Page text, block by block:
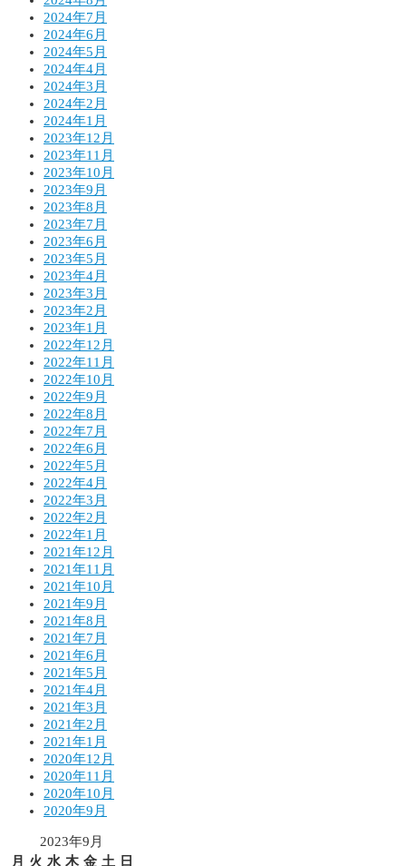
2024年7月
2024年6月
2024年5月
2024年4月
2024年3月
2024年2月
2024年1月
2023年12月
2023年11月
2023年10月
2023年9月
2023年8月
2023年7月
2023年6月
2023年5月
2023年4月
2023年3月
2023年2月
2023年1月
2022年12月
2022年11月
2022年10月
2022年9月
2022年8月
2022年7月
2022年6月
2022年5月
2022年4月
2022年3月
2022年2月
2022年1月
2021年12月
2021年11月
2021年10月
2021年9月
2021年8月
2021年7月
2021年6月
2021年5月
2021年4月
2021年3月
2021年2月
2021年1月
2020年12月
2020年11月
2020年10月
2020年9月
2023年9月
月
火 水 木 金 土 日